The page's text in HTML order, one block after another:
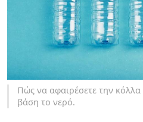
Πώς να αφαιρέσετε την
βάση το νερό.